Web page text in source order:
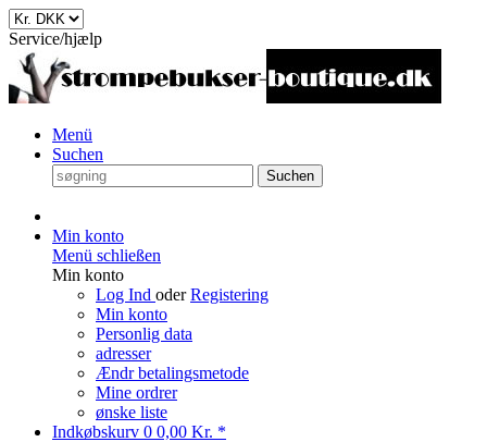
Service/hjælp
Menü
Suchen
Suchen
Min konto
Menü schließen
Min konto
Log Ind oderRegistering
Min konto
Personlig data
adresser
Ændr betalingsmetode
Mine ordrer
ønske liste
Indkøbskurv 0 0,00 Kr. *